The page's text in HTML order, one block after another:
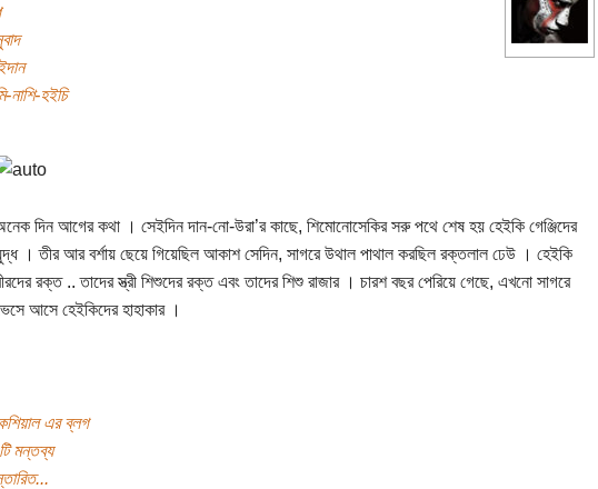
নাশি-হইচি
দিন আগের কথা । সেইদিন দান-নো-উরা’র কাছে, শিমোনোসেকির সরু পথে শেষ হয় হেইকি গেঞ্জিদের
। তীর আর বর্শায় ছেয়ে গিয়েছিল আকাশ সেদিন, সাগরে উথাল পাথাল করছিল রক্তলাল ঢেউ । হেইকি
রক্ত .. তাদের স্ত্রী শিশুদের রক্ত এবং তাদের শিশু রাজার । চারশ বছর পেরিয়ে গেছে, এখনো সাগরে
আসে হেইকিদের হাহাকার ।
এর ব্লগ
মন্তব্য